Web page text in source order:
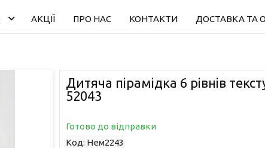
АКЦІЇ ПРО НАС КОНТАКТИ ДОСТАВКА ТА
Дитяча пірамідка 6 рівнів
52043
Готово до відправки
Код: Нем2243